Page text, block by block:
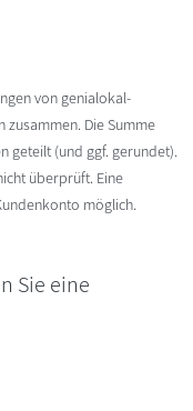
von genialokal-
zusammen. Die Summe
geteilt (und ggf. gerundet).
überprüft. Eine
möglich.
Sie eine